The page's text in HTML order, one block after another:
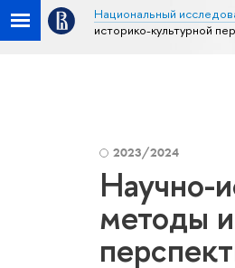
Национальный
историко-культурной
2023/2024
Научно-
методы